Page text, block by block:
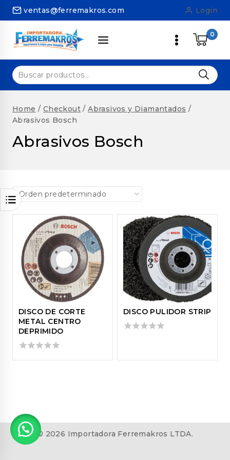
Skip
ventas@ferremakros.com Login
0
Buscar
por:
Home / Checkout / Abrasivos y Diamantados /
Abrasivos Bosch
Abrasivos Bosch
DISCO DE CORTE
METAL CENTRO
DEPRIMIDO
0
DISCO PULIDOR STRIP
of
© 2026 Importadora Ferremakros LTDA.